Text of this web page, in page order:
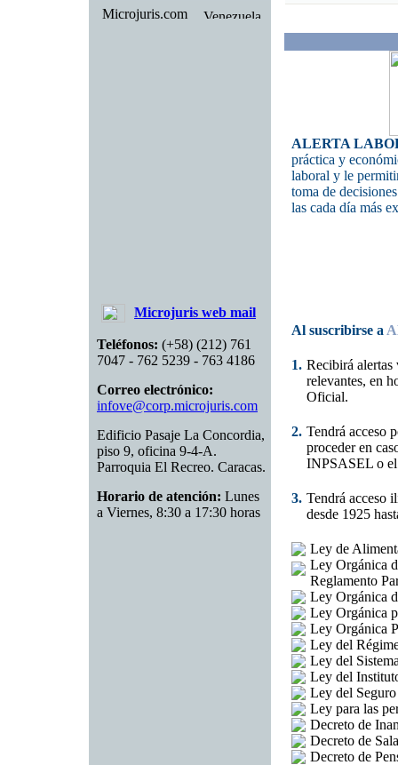
Microjuris.com
Microjuris web mail
Teléfonos: (+58) (212) 761
7047 - 762 5239 - 763 4186
Correo electrónico:
infove@corp.microjuris.com
Edificio Pasaje La Concordia,
piso 9, oficina 9-4-A.
Parroquia El Recreo. Caracas.
Horario de atención: Lunes
a Viernes, 8:30 a 17:30 horas
ALERTA
práctica y
laboral y le
toma de
las cada día más
Al suscribirse a
1. Recibirá alertas
relevantes, en
Oficial.
2. Tendrá acceso
proceder en
INPSASEL o
3. Tendrá acceso
desde 1925
Ley de
Ley Orgánica
Reglamento
Ley Orgánica
Ley Orgánica
Ley Orgánica
Ley del
Ley del
Ley del
Ley del
Ley para las
Decreto de
Decreto de
Decreto de